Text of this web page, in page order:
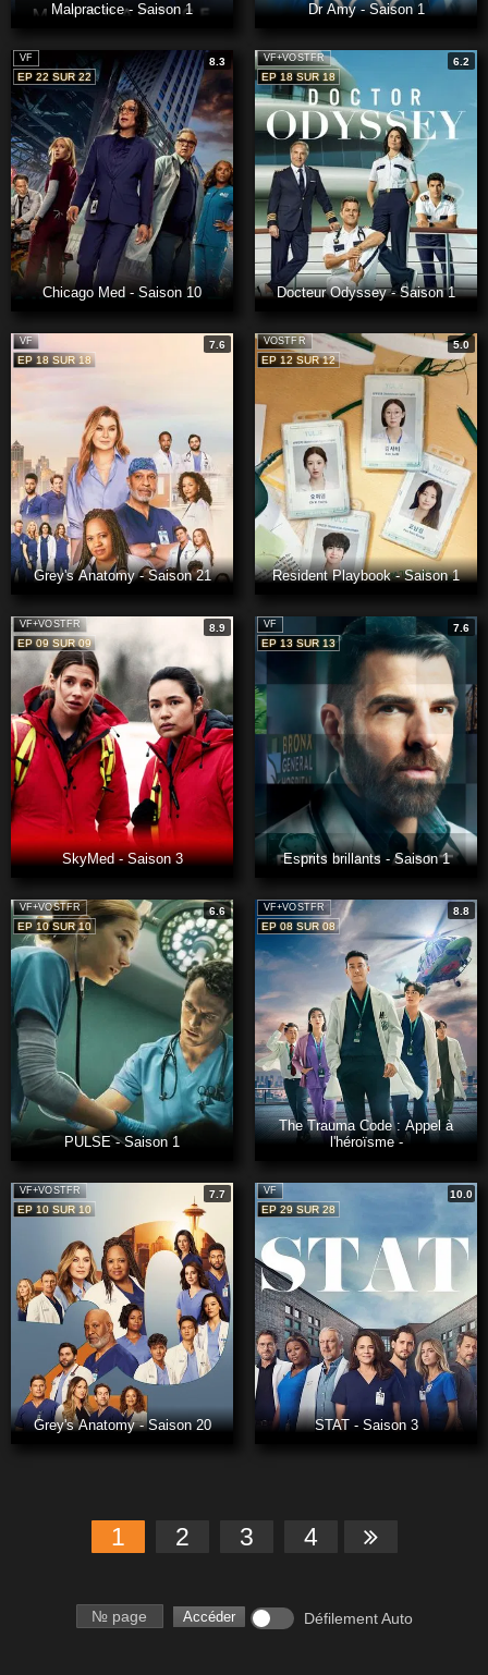
Malpractice - Saison 1 Dr Amy - Saison 1
VF
8.3
EP 22 SUR 22
Chicago Med - Saison 10
VF+VOSTFR
6.2
EP 18 SUR 18
Docteur Odyssey - Saison 1
VF
7.6
EP 18 SUR 18
Grey's Anatomy - Saison 21
VOSTFR
5.0
EP 12 SUR 12
Resident Playbook - Saison 1
VF+VOSTFR
8.9
EP 09 SUR 09
SkyMed - Saison 3
VF
7.6
EP 13 SUR 13
Esprits brillants - Saison 1
VF+VOSTFR
6.6
EP 10 SUR 10
PULSE - Saison 1
VF+VOSTFR
8.8
EP 08 SUR 08
The Trauma Code : Appel à
l'héroïsme -
VF+VOSTFR
7.7
EP 10 SUR 10
Grey's Anatomy - Saison 20
VF
10.0
EP 29 SUR 28
STAT - Saison 3
1 2 3 4
Numéro de page Accéder Défilement Auto